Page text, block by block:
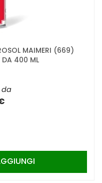
MAIMERI (669)
DA 400 ML
da